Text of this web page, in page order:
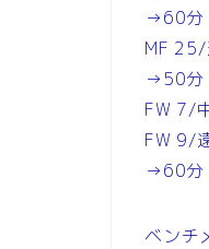
→60分
MF 25/
→50分
FW 7/
FW 9/
→60分
ベンチ